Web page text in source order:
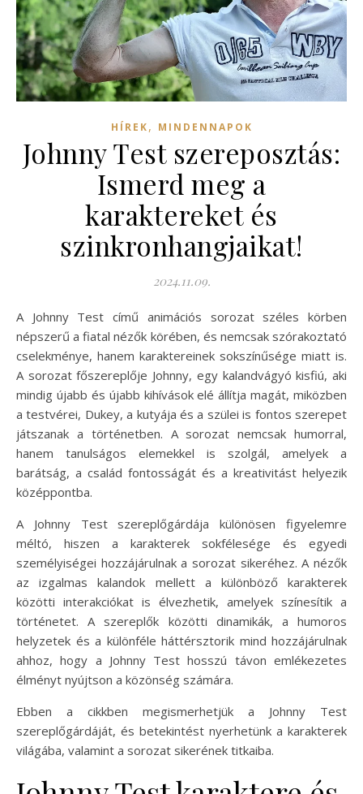
HÍREK, MINDENNAPOK
Johnny Test szereposztás:
Ismerd meg a
karaktereket és
szinkronhangjaikat!
2024.11.09.
A Johnny Test című animációs sorozat széles körben
népszerű a fiatal nézők körében, és nemcsak szórakoztató
cselekménye, hanem karaktereinek sokszínűsége miatt is.
A sorozat főszereplője Johnny, egy kalandvágyó kisfiú, aki
mindig újabb és újabb kihívások elé állítja magát, miközben
a testvérei, Dukey, a kutyája és a szülei is fontos szerepet
játszanak a történetben. A sorozat nemcsak humorral,
hanem tanulságos elemekkel is szolgál, amelyek a
barátság, a család fontosságát és a kreativitást helyezik
középpontba.
A Johnny Test szereplőgárdája különösen figyelemre
méltó, hiszen a karakterek sokfélesége és egyedi
személyiségei hozzájárulnak a sorozat sikeréhez. A nézők
az izgalmas kalandok mellett a különböző karakterek
közötti interakciókat is élvezhetik, amelyek színesítik a
történetet. A szereplők közötti dinamikák, a humoros
helyzetek és a különféle háttérsztorik mind hozzájárulnak
ahhoz, hogy a Johnny Test hosszú távon emlékezetes
élményt nyújtson a közönség számára.
Ebben a cikkben megismerhetjük a Johnny Test
szereplőgárdáját, és betekintést nyerhetünk a karakterek
világába, valamint a sorozat sikerének titkaiba.